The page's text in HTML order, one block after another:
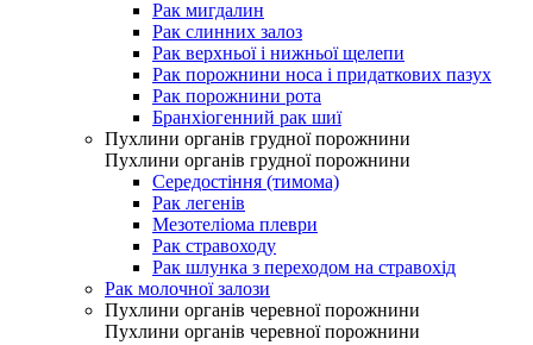
Рак мигдалин
Рак слинних залоз
Рак верхньої і нижньої щелепи
Рак порожнини носа і придаткових пазух
Рак порожнини рота
Бранхіогенний рак шиї
Пухлини органів грудної порожнини
Пухлини органів грудної порожнини
Середостіння (тимома)
Рак легенів
Мезотеліома плеври
Рак стравоходу
Рак шлунка з переходом на стравохід
Рак молочної залози
Пухлини органів черевної порожнини
Пухлини органів черевної порожнини